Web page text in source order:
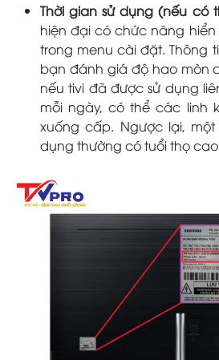
Thời gian sử dụng (nếu có
hiện đại có chức năng
trong menu cài đặt. Thông
bạn đánh giá độ hao mòn
nếu tivi đã được sử dụng
mỗi ngày, có thể các linh
xuống cấp. Ngược lại,
dụng thường có tuổi thọ